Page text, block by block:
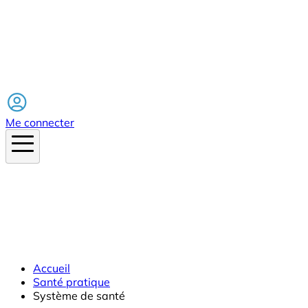
Me connecter
Accueil
Santé pratique
Système de santé